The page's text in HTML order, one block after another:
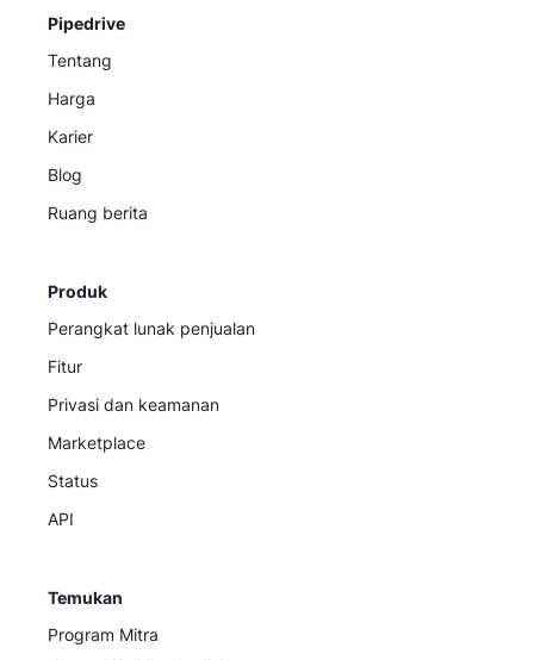
Pipedrive
Tentang
Harga
Karier
Blog
Ruang berita
Produk
Perangkat lunak penjualan
Fitur
Privasi dan keamanan
Marketplace
Status
API
Temukan
Program Mitra